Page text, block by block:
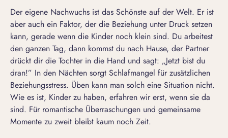
Der eigene Nachwuchs ist das Schönste auf der Welt. Er ist
aber auch ein Faktor, der die Beziehung unter Druck setzen
kann, gerade wenn die Kinder noch klein sind. Du arbeitest
den ganzen Tag, dann kommst du nach Hause, der Partner
drückt dir die Tochter in die Hand und sagt: „Jetzt bist du
dran!” In den Nächten sorgt Schlafmangel für zusätzlichen
Beziehungsstress. Üben kann man solch eine Situation nicht.
Wie es ist, Kinder zu haben, erfahren wir erst, wenn sie da
sind. Für romantische Überraschungen und gemeinsame
Momente zu zweit bleibt kaum noch Zeit.